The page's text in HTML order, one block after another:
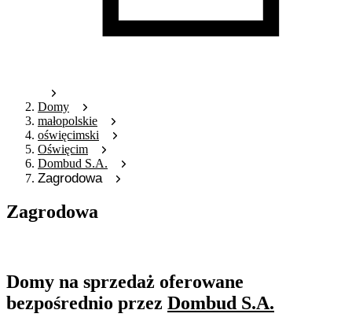
Domy
małopolskie
oświęcimski
Oświęcim
Dombud S.A.
Zagrodowa
Zagrodowa
Domy na sprzedaż oferowane
bezpośrednio przez Dombud S.A.